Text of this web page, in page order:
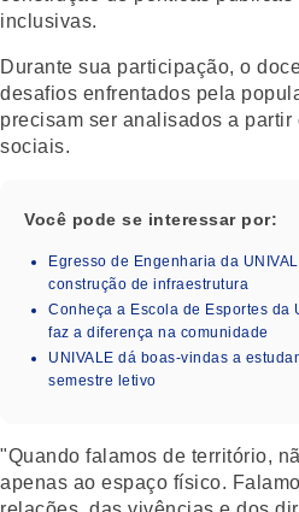
inclusivas.
Durante sua participação, o
desafios enfrentados pela
precisam ser analisados a
sociais.
Você pode se interessar por:
Egresso de Engenharia da
construção de infraestrutura
Conheça a Escola de Esportes da
faz a diferença na comunidade
UNIVALE dá boas-vindas a
semestre letivo
"Quando falamos de território,
apenas ao espaço físico.